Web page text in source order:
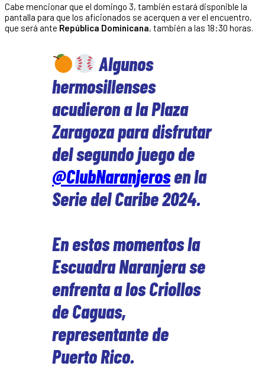
Cabe mencionar que el domingo 3, también estará disponible la
pantalla para que los aficionados se acerquen a ver el encuentro,
que será ante República Dominicana, también a las 18:30 horas.
Algunos
hermosillenses
acudieron a la Plaza
Zaragoza para disfrutar
del segundo juego de
@ClubNaranjerosen la
Serie del Caribe 2024.
En estos momentos la
Escuadra Naranjera se
enfrenta a los Criollos
de Caguas,
representante de
Puerto Rico.